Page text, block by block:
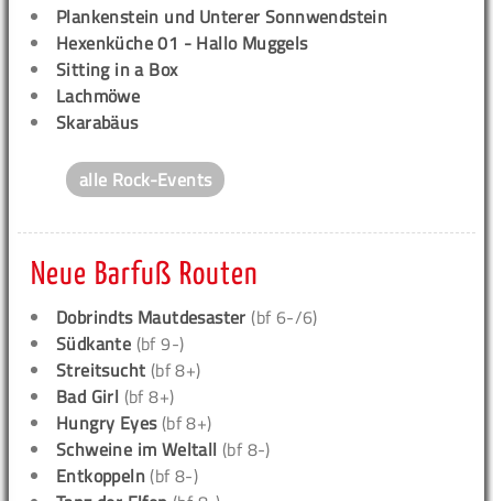
Plankenstein und Unterer Sonnwendstein
Hexenküche 01 - Hallo Muggels
Sitting in a Box
Lachmöwe
Skarabäus
alle Rock-Events
Neue Barfuß Routen
Dobrindts Mautdesaster (bf 6-/6)
Südkante (bf 9-)
Streitsucht (bf 8+)
Bad Girl (bf 8+)
Hungry Eyes(bf 8+)
Schweine im Weltall (bf 8-)
Entkoppeln (bf 8-)